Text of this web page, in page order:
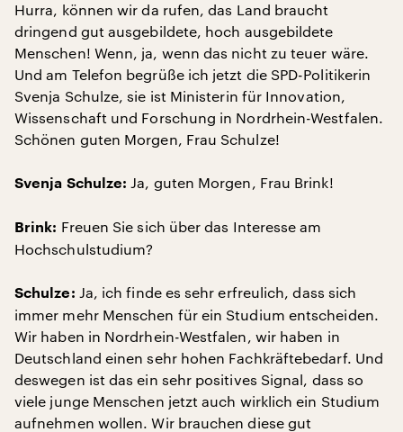
Hurra, können wir da rufen, das Land braucht
dringend gut ausgebildete, hoch ausgebildete
Menschen! Wenn, ja, wenn das nicht zu teuer wäre.
Und am Telefon begrüße ich jetzt die SPD-Politikerin
Svenja Schulze, sie ist Ministerin für Innovation,
Wissenschaft und Forschung in Nordrhein-Westfalen.
Schönen guten Morgen, Frau Schulze!
Svenja Schulze: Ja, guten Morgen, Frau Brink!
Brink: Freuen Sie sich über das Interesse am
Hochschulstudium?
Schulze: Ja, ich finde es sehr erfreulich, dass sich
immer mehr Menschen für ein Studium entscheiden.
Wir haben in Nordrhein-Westfalen, wir haben in
Deutschland einen sehr hohen Fachkräftebedarf. Und
deswegen ist das ein sehr positives Signal, dass so
viele junge Menschen jetzt auch wirklich ein Studium
aufnehmen wollen. Wir brauchen diese gut